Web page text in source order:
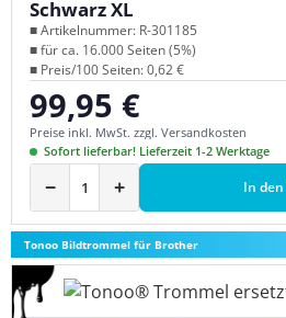
Schwarz XL
■ Artikelnummer: R-301185
■ für ca. 16.000 Seiten (5%)
■ Preis/100 Seiten: 0,62 €
Regulärer Preis:
99,95 €
Preise inkl. MwSt. zzgl. Versandkosten
Sofort lieferbar! Lieferzeit 1-2 Werktage
− + In
Tonoo Bildtrommel für Brother